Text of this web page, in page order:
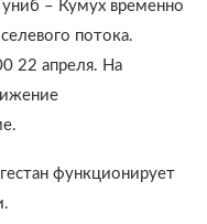
– Кумух временно
потока.
22 апреля. На
функционирует